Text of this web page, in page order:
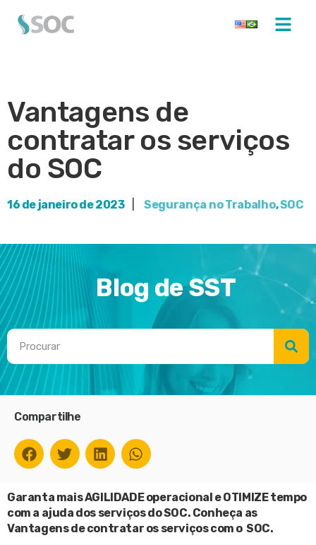
Vantagens de
contratar os serviços
do SOC
16 de janeiro de 2023 Segurança no Trabalho,SOC
Blog de SST
Compartilhe
Garanta mais AGILIDADE operacional e OTIMIZE tempo
com a ajuda dos serviços do SOC. Conheça as
Vantagens de contratar os serviços com o SOC.